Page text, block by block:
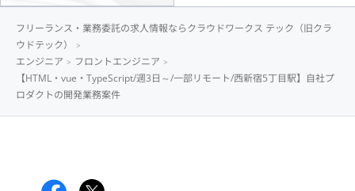
フリーランス・業務委託の求人情報ならクラウドワークス テック（旧クラ
ウドテック）
エンジニア
フロントエンジニア
【HTML・vue・TypeScript/週3日～/一部リモート/西新宿5丁目駅】自社プ
ロダクトの開発業務案件